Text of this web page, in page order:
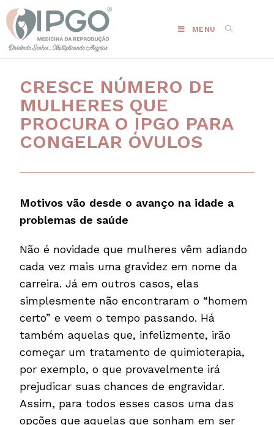
MENU
CRESCE NÚMERO DE
MULHERES QUE
PROCURA O IPGO PARA
CONGELAR ÓVULOS
Motivos vão desde o avanço na idade a
problemas de saúde
Não é novidade que mulheres vêm adiando
cada vez mais uma gravidez em nome da
carreira. Já em outros casos, elas
simplesmente não encontraram o “homem
certo” e veem o tempo passando. Há
também aquelas que, infelizmente, irão
começar um tratamento de quimioterapia,
por exemplo, o que provavelmente irá
prejudicar suas chances de engravidar.
Assim, para todos esses casos uma das
opções que aquelas que sonham em ser